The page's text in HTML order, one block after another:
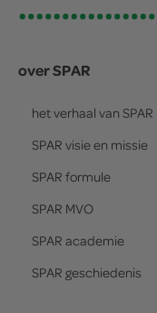
over SPAR
het verhaal van SPAR
SPAR visie en missie
SPAR formule
SPAR MVO
SPAR academie
SPAR geschiedenis